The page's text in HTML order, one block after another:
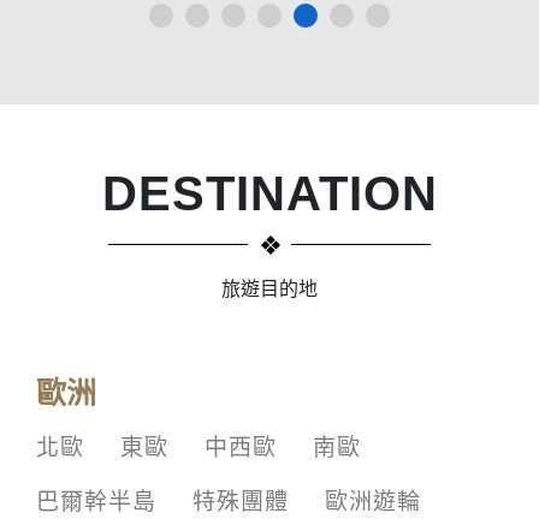
DESTINATION
旅遊目的地
歐洲
北歐 東歐 中西歐
南歐
巴爾幹半島
特殊團體 歐洲遊輪